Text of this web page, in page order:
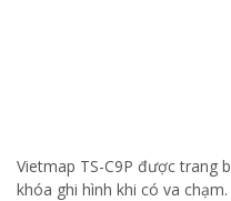
Vietmap TS-C9P được trang
khóa ghi hình khi có va chạm.